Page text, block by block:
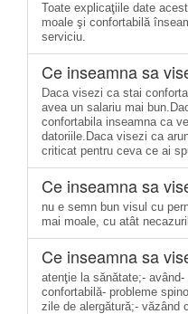
Toate explicaţiile date
moale şi confortabilă
serviciu.
Ce inseamna sa
Daca visezi ca stai
avea un salariu mai
confortabila inseamna ca
datoriile.Daca visezi ca
criticat pentru ceva ce ai
Ce inseamna sa
nu e semn bun visul cu
mai moale, cu atât
Ce inseamna sa
atenţie la sănătate;-
confortabilă- probleme
zile de alergătură;- văzând